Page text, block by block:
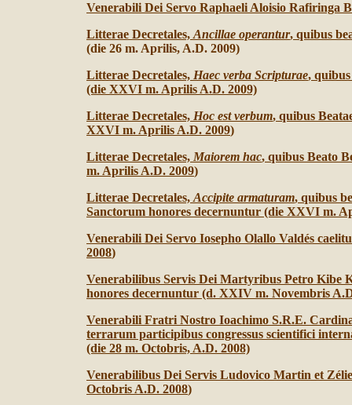
Venerabili Dei Servo Raphaeli Aloisio Rafiringa
Litterae Decretales, Ancillae operantur, quibus
(die 26 m. Aprilis, A.D. 2009)
Litterae Decretales, Haec verba Scripturae,
(die XXVI m. Aprilis A.D. 2009)
Litterae Decretales, Hoc est verbum, quibus
XXVI m. Aprilis A.D. 2009)
Litterae Decretales, Maiorem hac, quibus Beato
m. Aprilis A.D. 2009)
Litterae Decretales, Accipite armaturam, quibus
Sanctorum honores decernuntur (die XXVI m.
Venerabili Dei Servo Iosepho Olallo Valdés
2008)
Venerabilibus Servis Dei Martyribus Petro Kibe
honores decernuntur (d. XXIV m. Novembris
Venerabili Fratri Nostro Ioachimo S.R.E.
terrarum participibus congressus scientifici
(die 28 m. Octobris, A.D. 2008)
Venerabilibus Dei Servis Ludovico Martin et
Octobris A.D. 2008)